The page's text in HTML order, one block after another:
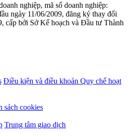
nghiệp, mã số doanh nghiệp:
ngày 11/06/2009, đăng ký thay đổi
cấp bởi Sở Kế hoạch và Đầu tư Thành
Điều kiện và điều khoản Quy chế hoạt
sách cookies
Trung tâm giao dịch